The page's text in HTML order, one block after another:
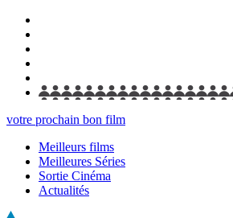
votre prochain bon film
Meilleurs films
Meilleures Séries
Sortie Cinéma
Actualités